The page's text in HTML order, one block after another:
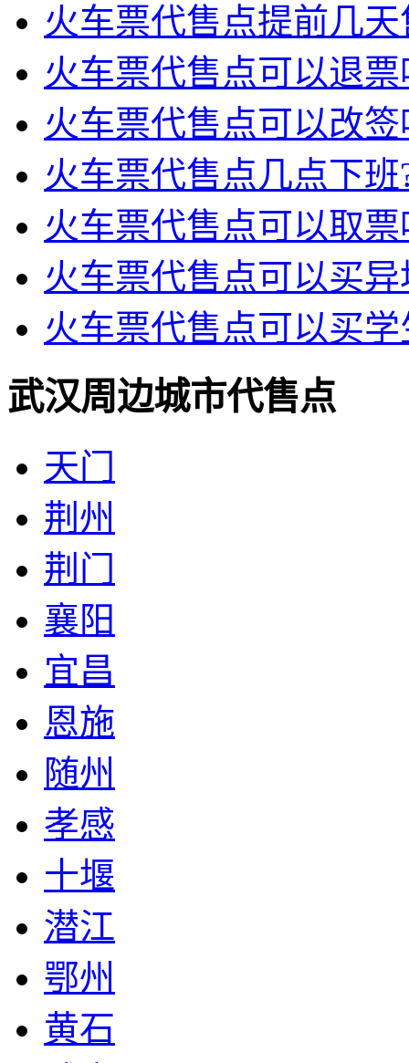
火车票代售点提前几天
火车票代售点可以退票
火车票代售点可以改签
火车票代售点几点下班
火车票代售点可以取票
火车票代售点可以买异
火车票代售点可以买学
武汉周边城市代售点
天门
荆州
荆门
襄阳
宜昌
恩施
随州
孝感
十堰
潜江
鄂州
黄石